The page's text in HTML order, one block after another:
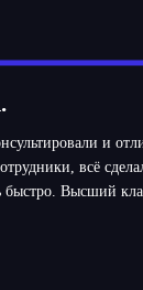
и
всё
быстро. Высший